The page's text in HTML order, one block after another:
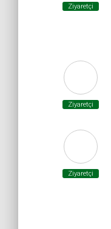
Ziyaretçi
Ziyaretçi
Ziyaretçi